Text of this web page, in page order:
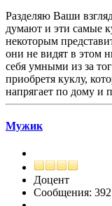
Разделяю Ваши
думают и эти самые
некоторым
они не видят в этом
себя умными из за
приобретя куклу,
напрягает по дому и
Мужик
Доцент
Сообщения: 392